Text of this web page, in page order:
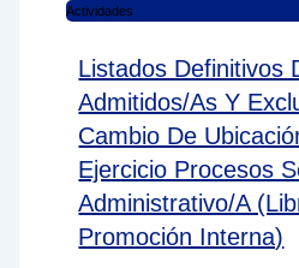
Actividades
Listados Definitivos
Admitidos/as Y
Cambio De
Ejercicio Procesos
Administrativo/a
Promoción Interna)